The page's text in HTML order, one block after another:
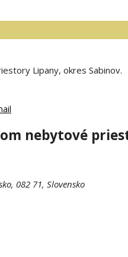
Lipany, okres Sabinov.
nebytové
082 71, Slovensko